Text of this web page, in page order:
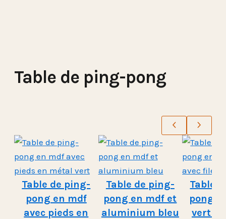
Table de ping-pong
Table de ping-
pong en mdf
avec pieds en
Table de ping-
pong en mdf et
aluminium bleu
Table
pong
vert